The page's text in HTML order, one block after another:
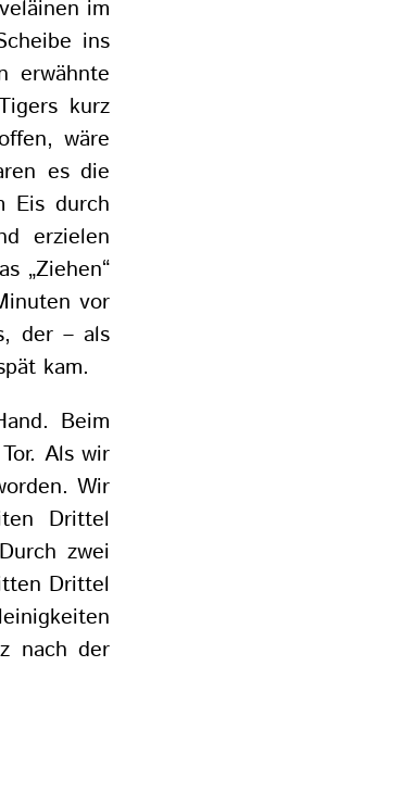
im
ins
erwähnte
kurz
wäre
es die
Eis durch
erzielen
„Ziehen“
vor
der – als
kam.
Beim
Als wir
Wir
Drittel
zwei
Drittel
nach der